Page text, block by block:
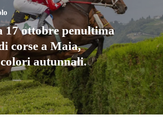
17 ottobre penultima
corse a Maia,
autunnali.